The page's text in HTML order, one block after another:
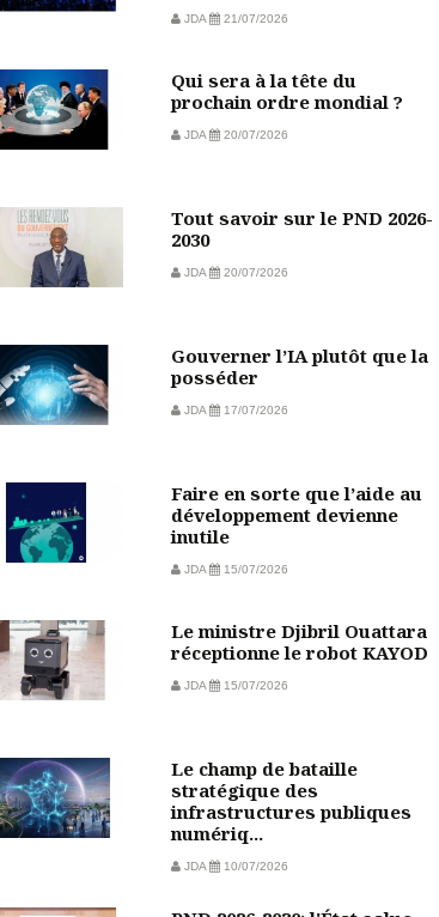
JDA 21/07/2026
Qui sera à la tête du
prochain ordre mondial ?
JDA 20/07/2026
Tout savoir sur le PND 2026-
2030
JDA 20/07/2026
Gouverner l’IA plutôt que la
posséder
JDA 17/07/2026
Faire en sorte que l’aide au
développement devienne
inutile
JDA 15/07/2026
Le ministre Djibril Ouattara
réceptionne le robot KAYOD
JDA 15/07/2026
Le champ de bataille
stratégique des
infrastructures publiques
numériq...
JDA 10/07/2026